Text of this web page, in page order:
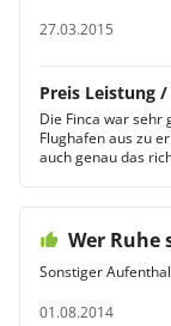
27.03.2015
Preis Leistung
Die Finca war
Flughafen aus zu
auch genau das
Wer
Sonstiger
01.08.2014